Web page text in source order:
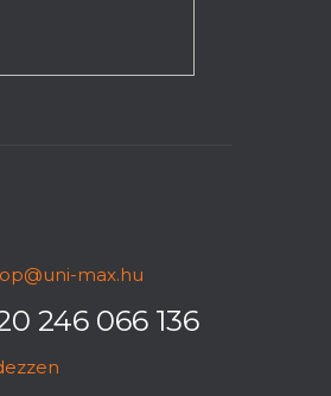
@uni-max.hu
246 066 136